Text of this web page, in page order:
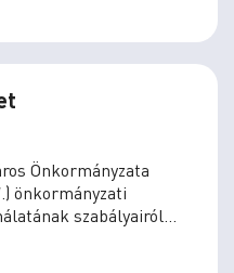
Önkormányzata
önkormányzati
szabályairól
rendelet